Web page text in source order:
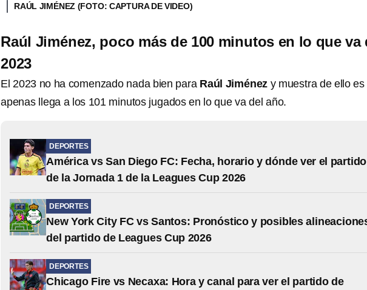
RAÚL JIMÉNEZ (FOTO: CAPTURA DE VIDEO)
Raúl Jiménez, poco más de 100 minutos en lo que va
2023
El 2023 no ha comenzado nada bien para Raúl Jiménez y muestra de ello es
apenas llega a los 101 minutos jugados en lo que va del año.
DEPORTES
América vs San Diego FC: Fecha, horario y dónde ver el partido
de la Jornada 1 de la Leagues Cup 2026
DEPORTES
New York City FC vs Santos: Pronóstico y posibles
del partido de Leagues Cup 2026
DEPORTES
Chicago Fire vs Necaxa: Hora y canal para ver el partido de